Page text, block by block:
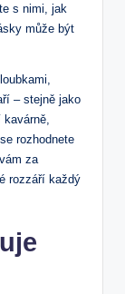
s nimi, jak
může být
– stejně jako
rozhodnete
za
rozzáří každý